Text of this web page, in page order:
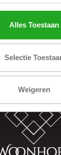
Alles Toestaan
Selectie
Weigeren
IN VOOR DE
up to date with our